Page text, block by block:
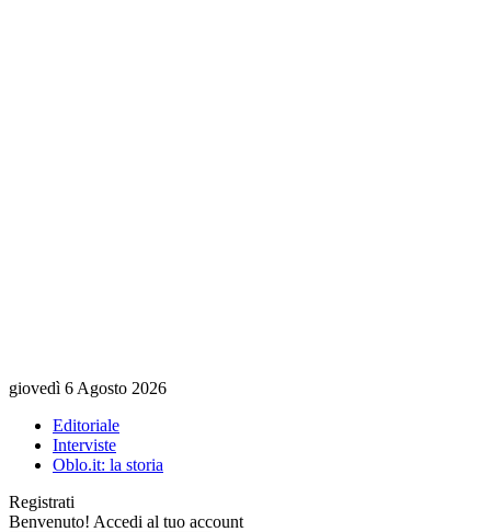
giovedì 6 Agosto 2026
Editoriale
Interviste
Oblo.it: la storia
Registrati
Benvenuto! Accedi al tuo account